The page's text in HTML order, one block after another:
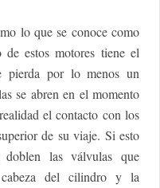
lo que se conoce como
estos motores tiene el
pierda por lo menos un
se abren en el momento
el contacto con los
de su viaje. Si esto
las válvulas que
del cilindro y la